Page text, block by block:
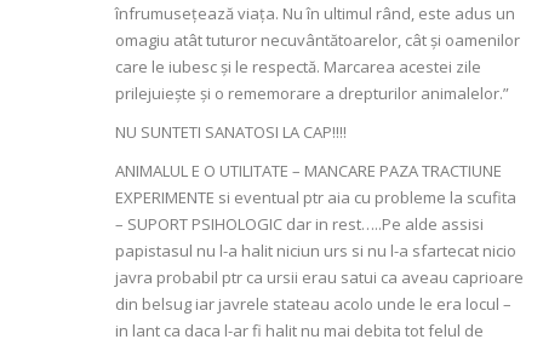
înfrumusețează viața. Nu în ultimul rând, este adus un
omagiu atât tuturor necuvântătoarelor, cât și oamenilor
care le iubesc și le respectă. Marcarea acestei zile
prilejuiește și o rememorare a drepturilor animalelor.”
NU SUNTETI SANATOSI LA CAP!!!!
ANIMALUL E O UTILITATE – MANCARE PAZA TRACTIUNE
EXPERIMENTE si eventual ptr aia cu probleme la scufita
– SUPORT PSIHOLOGIC dar in rest…..Pe alde assisi
papistasul nu l-a halit niciun urs si nu l-a sfartecat nicio
javra probabil ptr ca ursii erau satui ca aveau caprioare
din belsug iar javrele stateau acolo unde le era locul –
in lant ca daca l-ar fi halit nu mai debita tot felul de